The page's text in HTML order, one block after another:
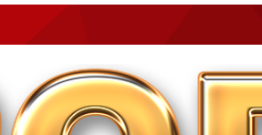
VIVO